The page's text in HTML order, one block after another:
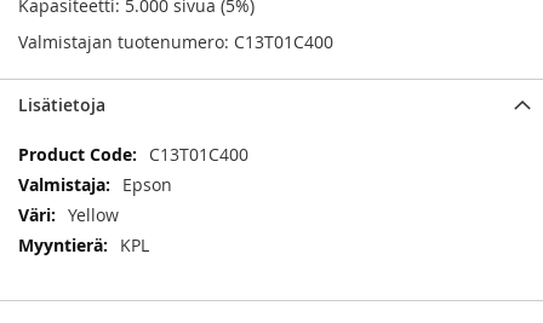
Kapasiteetti: 5.000 sivua (5%)
Valmistajan tuotenumero: C13T01C400
Lisätietoja
Lisätietoja
C13T01C400
Epson
Yellow
KPL